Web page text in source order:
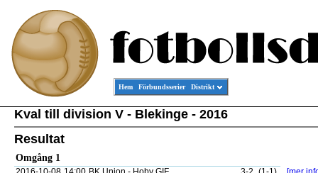
Hem Förbundsserier Distrikt
Kval till division V - Blekinge - 2016
Resultat
Omgång 1